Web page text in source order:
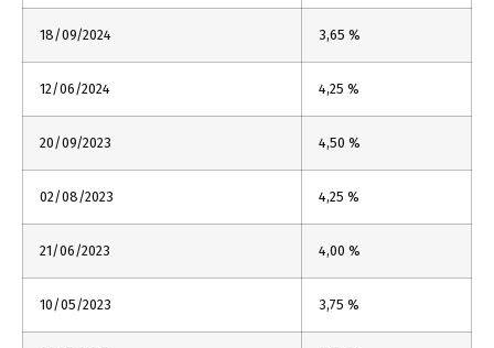
18/09/2024 3,65 %
12/06/2024 4,25 %
20/09/2023 4,50 %
02/08/2023 4,25 %
21/06/2023 4,00 %
10/05/2023 3,75 %